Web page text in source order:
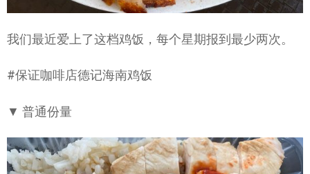
我们最近爱上了这档鸡饭，每个星期报到最少两次。
#保证咖啡店德记海南鸡饭
▼ 普通份量